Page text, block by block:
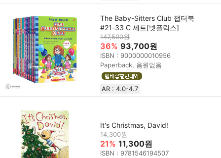
The Baby-Sitters Club 챕터북
#21-33 C 세트[넷플릭스]
147,500원
36% 93,700원
ISBN : 9000000010956
Paperback, 음원없음
AR : 4.0-4.7
It's Christmas, David!
14,300원
21% 11,300원
ISBN : 9781546194507